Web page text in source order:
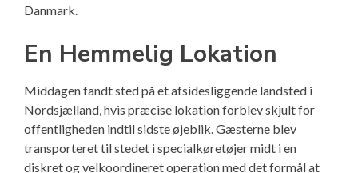
Danmark.
En Hemmelig Lokation
Middagen fandt sted på et afsidesliggende landsted i
Nordsjælland, hvis præcise lokation forblev skjult for
offentligheden indtil sidste øjeblik. Gæsterne blev
transporteret til stedet i specialkøretøjer midt i en
diskret og velkoordineret operation med det formål at